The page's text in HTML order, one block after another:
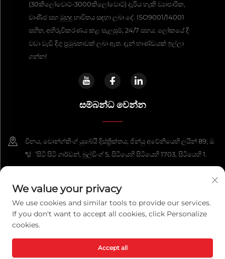
(30කිලෝවොට්-3000කිලෝවොට්) දැරිය හැකි ව්‍යාපාරික,
වාණිජ සහ මුහුදු භාවිතය සඳහා ලබා දේ. ISO9001/14001
සහිත, අභිරුචිකරණය කළ සැලසුම්, 24/7 සහය. ලෝකයේ දී
වඩා වැඩි දිගු ප්‍රමුඛතාවක් ලබා ඇත. දැන් භාණ්ඩයක් ඉල්ලා
ගන්න!
සම්බන්ධ වෙන්න
චීනය, චොන්ග්කිංග් යුබේයි දිස්ත්‍රික්තය, ජින්යු අවේනියෙහි ලයින් 89, ඔ
텀්සිටි සිටි ගාර්ඩන්, බුල්ඩිංග් 5, සිටියෙහි සිටියෙහි 1703, සිටියෙහි 1.
[email protected]
ලිමිටඩ්. සියලුම අයිතිවාසිකම් ඇත.
We value your privacy
We use cookies and similar tools to provide our services.
If you don't want to accept all cookies, click Personalize
cookies.
Accept all